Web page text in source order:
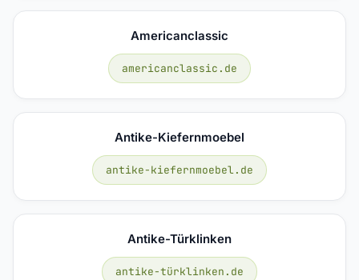
Americanclassic
americanclassic.de
Antike-Kiefernmoebel
antike-kiefernmoebel.de
Antike-Türklinken
antike-türklinken.de